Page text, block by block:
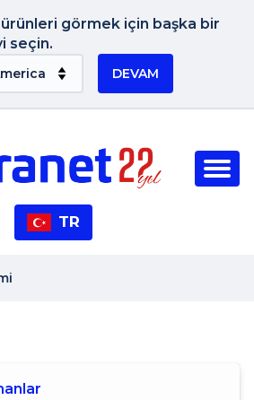
görmek için başka bir
seçin.
DEVAM
TR